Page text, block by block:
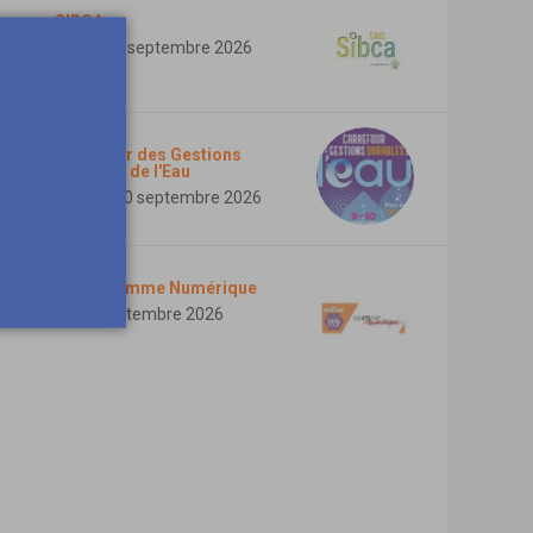
SIBCA
Du 1 au 3 septembre 2026
Carrefour des Gestions
Durables de l'Eau
Du 9 au 10 septembre 2026
ASCT Somme Numérique
Le 10 septembre 2026